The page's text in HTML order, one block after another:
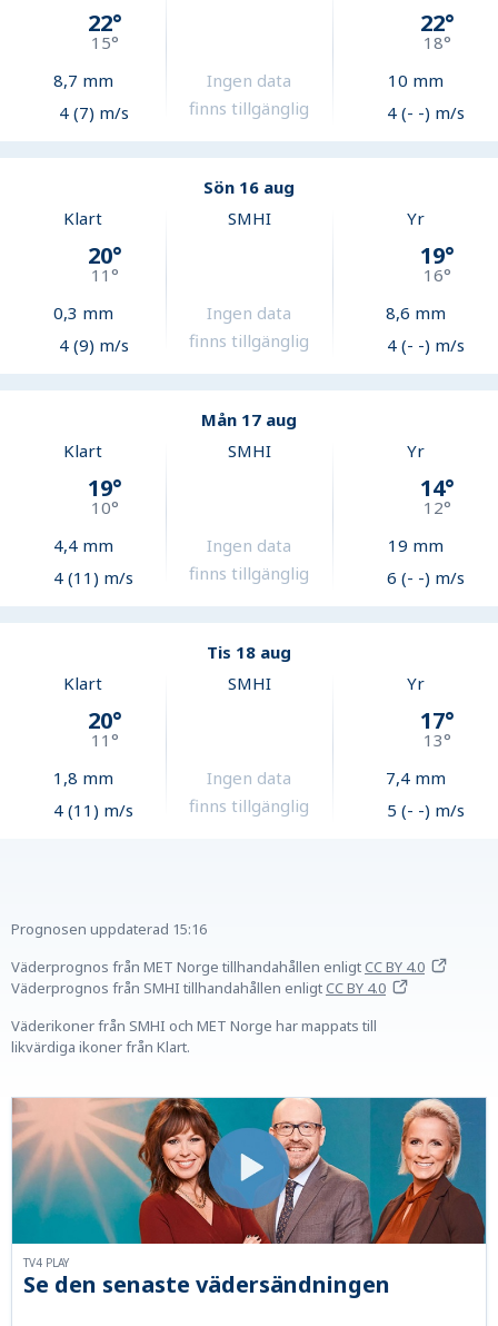
22°
15°
8,7 mm
4 (7) m/s
Ingen data
finns tillgänglig
22°
18°
10 mm
4 (- -) m/s
Sön 16 aug
Klart
20°
11°
0,3 mm
4 (9) m/s
SMHI
Ingen data
finns tillgänglig
Yr
19°
16°
8,6 mm
4 (- -) m/s
Mån 17 aug
Klart
19°
10°
4,4mm
4 (11) m/s
SMHI
Ingen data
finns tillgänglig
Yr
14°
12°
19 mm
6 (- -) m/s
Tis 18 aug
Klart
20°
11°
1,8 mm
4 (11) m/s
SMHI
Ingen data
finns tillgänglig
Yr
17°
13°
7,4mm
5 (- -) m/s
Prognosen uppdaterad 15:16
Väderprognos från MET Norge tillhandahållen enligtCC BY 4.0
Väderprognos från SMHI tillhandahållen enligtCC BY 4.0
Väderikoner från SMHI och MET Norge har mappats till
likvärdiga ikoner från Klart.
Se den senaste vädersändningen
TV4 PLAY